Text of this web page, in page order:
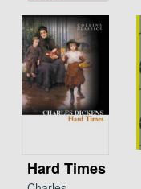
Hard Times